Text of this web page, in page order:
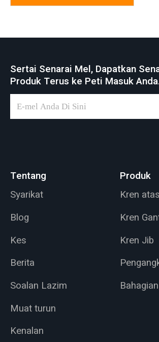
Sertai Senarai Mel, Dapatkan
Produk Terus ke Peti Masuk
Tentang
Syarikat
Blog
Kes
Berita
Soalan Lazim
Muat turun
Kenalan
Produk
Kren
Kren
Kren Jib